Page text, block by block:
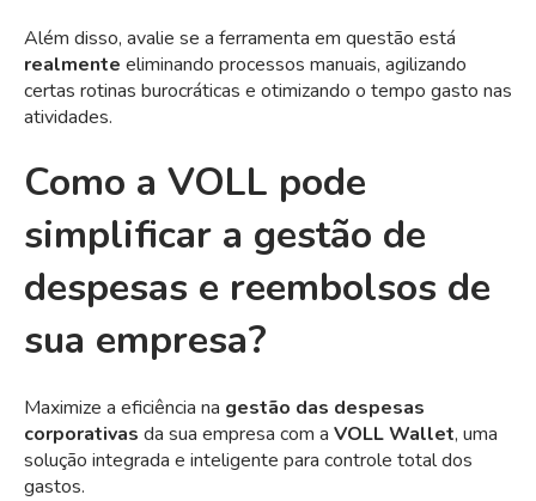
Além disso, avalie se a ferramenta em questão está
realmente eliminando processos manuais, agilizando
certas rotinas burocráticas e otimizando o tempo gasto nas
atividades.
Como a VOLL pode
simplificar a gestão de
despesas e reembolsos de
sua empresa?
Maximize a eficiência na gestão das despesas
corporativas da sua empresa com a VOLL Wallet, uma
solução integrada e inteligente para controle total dos
gastos.